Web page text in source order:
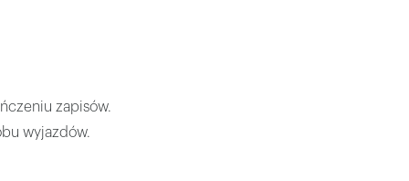
zapisów.
wyjazdów.